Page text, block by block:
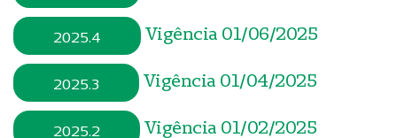
2025.4 Vigência 01/06/2025
2025.3 Vigência 01/04/2025
2025.2 Vigência 01/02/2025